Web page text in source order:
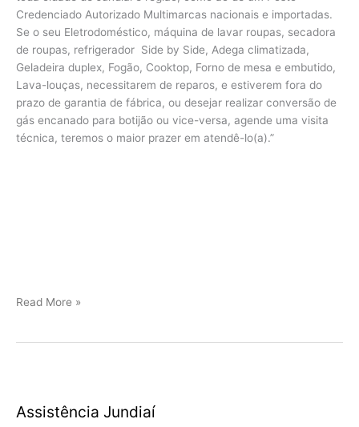
Credenciado Autorizado Multimarcas nacionais e importadas.
Se o seu Eletrodoméstico, máquina de lavar roupas, secadora
de roupas, refrigerador Side by Side, Adega climatizada,
Geladeira duplex, Fogão, Cooktop, Forno de mesa e embutido,
Lava-louças, necessitarem de reparos, e estiverem fora do
prazo de garantia de fábrica, ou desejar realizar conversão de
gás encanado para botijão ou vice-versa, agende uma visita
técnica, teremos o maior prazer em atendê-lo(a).”
Viking
Read More »
Assistência Jundiaí